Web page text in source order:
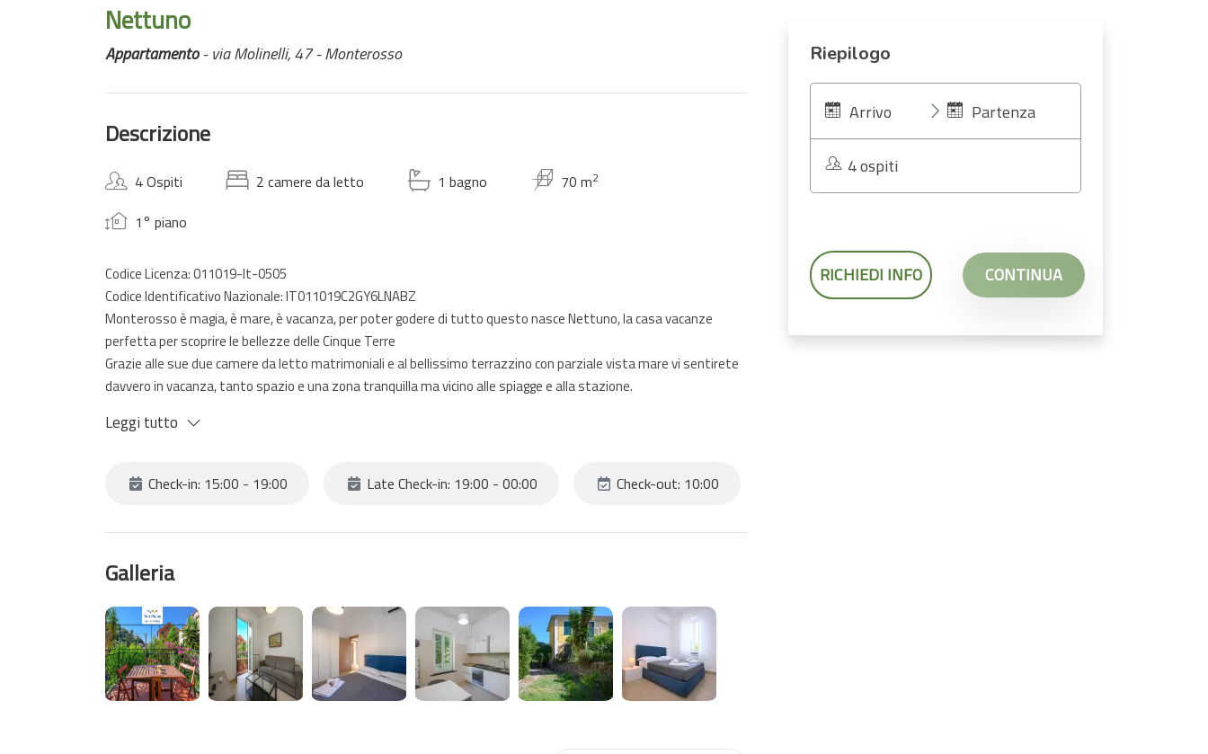
Nettuno
Appartamento- via Molinelli, 47 - Monterosso
Descrizione
4 Ospiti 2 camere da letto 1 bagno 70 m2
1° piano
Codice Licenza: 011019-lt-0505
Codice Identificativo Nazionale: IT011019C2GY6LNABZ
Monterosso è magia, è mare, è vacanza, per poter godere di tutto questo nasce Nettuno, la casa vacanze
perfetta per scoprire le bellezze delle Cinque Terre
Grazie alle sue due camere da letto matrimoniali e al bellissimo terrazzino con parziale vista mare vi sentirete
davvero in vacanza, tanto spazio e una zona tranquilla ma vicino alle spiagge e alla stazione.
Leggi tutto
Check-in: 15:00 - 19:00 Late Check-in: 19:00 - 00:00 Check-out: 10:00
Galleria
Riepilogo
Arrivo Partenza
4 ospiti
RICHIEDI INFO CONTINUA